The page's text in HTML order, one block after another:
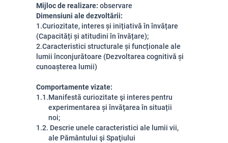
Mijloc de realizare: observare
Dimensiuni ale dezvoltării:
1.Curiozitate, interes și inițiativă în învățare
(Capacități și atitudini în învățare);
2.Caracteristici structurale și funcționale ale
lumii înconjurătoare (Dezvoltarea cognitivă și
cunoașterea lumii)
Comportamente vizate:
1.1.Manifestă curiozitate şi interes pentru
experimentarea și învăţarea în situații
noi;
1.2. Descrie unele caracteristici ale lumii vii,
ale Pământului şi Spaţiului